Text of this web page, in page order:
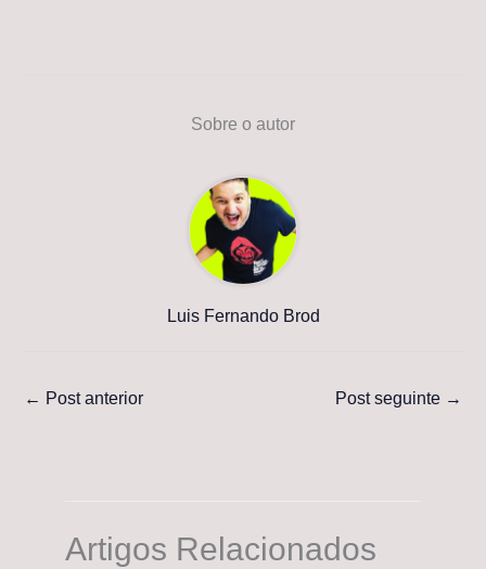
Sobre o autor
Luis Fernando Brod
← Post anterior Post seguinte →
Artigos Relacionados